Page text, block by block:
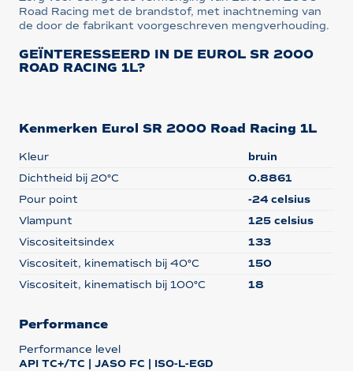
Road Racing met de brandstof, met inachtneming van
de door de fabrikant voorgeschreven mengverhouding.
GEÏNTERESSEERD IN DE EUROL SR 2000
ROAD RACING 1L?
Kenmerken Eurol SR 2000 Road Racing 1L
Kleur
bruin
Dichtheid bij 20°C
0.8861
Pour point
-24 celsius
Vlampunt
125 celsius
Viscositeitsindex
133
Viscositeit, kinematisch bij 40°C
150
Viscositeit, kinematisch bij 100°C
18
Performance
Performance level
API TC+/TC | JASO FC | ISO-L-EGD